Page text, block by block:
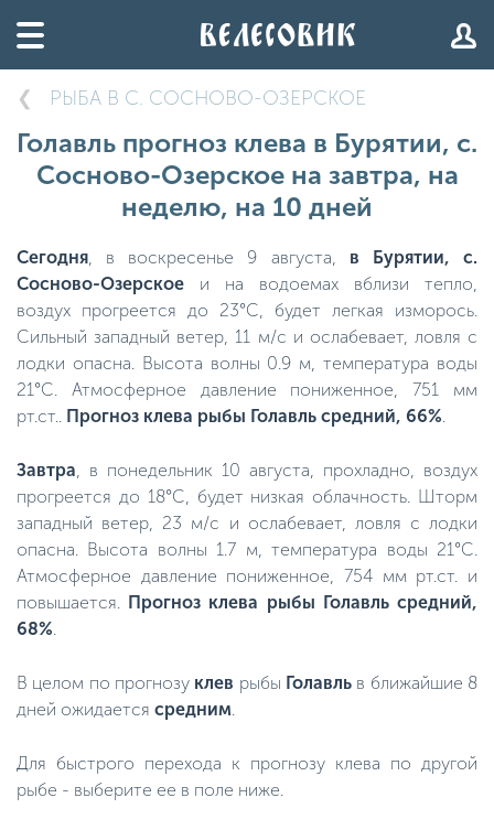
РЫБА В С. СОСНОВО-ОЗЕРСКОЕ
Голавль прогноз клева в Бурятии, с.
Сосново-Озерское на завтра, на
неделю, на 10 дней
Сегодня, в воскресенье 9 августа, в Бурятии, с.
Сосново-Озерское и на водоемах вблизи тепло,
воздух прогреется до 23°C, будет легкая изморось.
Сильный западный ветер, 11 м/с и ослабевает, ловля с
лодки опасна. Высота волны 0.9 м, температура воды
21°C. Атмосферное давление пониженное, 751 мм
рт.ст.. Прогноз клева рыбы Голавль средний, 66%.
Завтра, в понедельник 10 августа, прохладно, воздух
прогреется до 18°C, будет низкая облачность. Шторм
западный ветер, 23 м/с и ослабевает, ловля с лодки
опасна. Высота волны 1.7 м, температура воды 21°C.
Атмосферное давление пониженное, 754 мм рт.ст. и
повышается. Прогноз клева рыбы Голавль средний,
68%.
В целом по прогнозу клев рыбы Голавль в ближайшие 8
дней ожидается средним.
Для быстрого перехода к прогнозу клева по другой
рыбе - выберите ее в поле ниже.